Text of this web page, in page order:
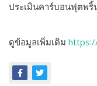
ประเมินคาร์บอนฟุตพริ้
ดูข้อมูลเพิ่มเติม